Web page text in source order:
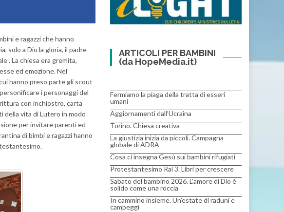
e ragazzi che hanno
solo a Dio la gloria, il padre
. La chiesa era gremita,
ed emozione. Nel
hanno preso parte gli scout
i personaggi del
con inchiostro, carta
della vita di Lutero in modo
per invitare parenti ed
di bimbi e ragazzi hanno
ARTICOLI PER BAMBINI
(da HopeMedia.it)
Fermiamo la piaga della tratta di esseri
umani
Aggiornamenti dall’Ucraina
Torino. Chiesa creativa
La giustizia inizia da piccoli. Campagna
globale di ADRA
Cosa ci insegna Gesù sui bambini rifugiati
Protestantesimo Rai 3. Libri per crescere
Sabato del bambino 2026. L’amore di Dio è
solido come una roccia
In cammino insieme. Un’estate di raduni e
campeggi